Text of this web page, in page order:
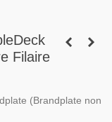
Filaire
(Brandplate non